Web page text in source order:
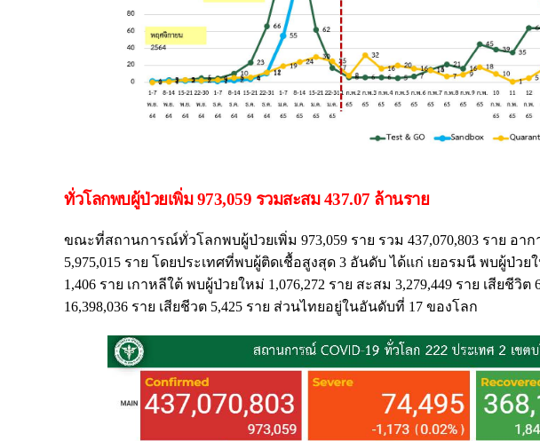
ทั่วโลกพบผู้ป่วยเพิ่ม 973,059 รวมสะสม 437.07 ล้านราย
ขณะที่สถานการณ์ทั่วโลกพบผู้ป่วยเพิ่ม 973,059 ราย รวม 437,070,803 ราย อาก
5,975,015 ราย โดยประเทศที่พบผู้ติดเชื้อสูงสุด 3 อันดับ ได้แก่ เยอรมนี พบผู้ป่วยใ
1,406 ราย เกาหลีใต้ พบผู้ป่วยใหม่ 1,076,272 ราย สะสม 3,279,449 ราย เสียชีวิ
16,398,036 ราย เสียชีวต 5,425 ราย ส่วนไทยอยู่ในอันดับที่ 17 ของโลก